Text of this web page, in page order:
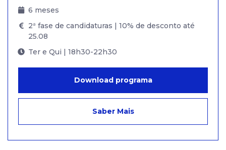
6 meses
2ª fase de candidaturas | 10% de desconto até
25.08
Ter e Qui | 18h30-22h30
Download programa
Saber Mais